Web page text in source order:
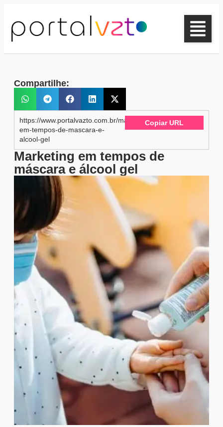
Compartilhe:
https://www.portalvazto.com.br/marketing-
em-tempos-de-mascara-e-
alcool-gel
Copiar URL
Marketing em tempos de
máscara e álcool gel